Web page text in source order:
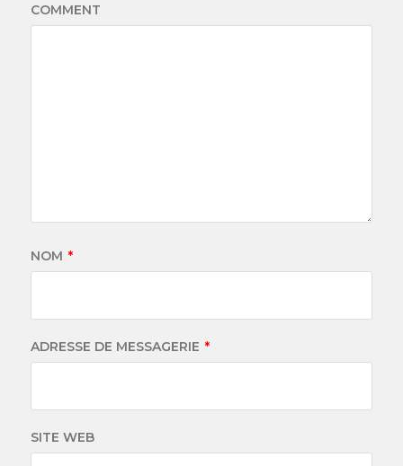
COMMENT
NOM *
ADRESSE DE MESSAGERIE *
SITE WEB